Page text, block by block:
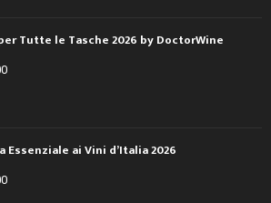
Tutte le Tasche 2026 by DoctorWine
Essenziale ai Vini d’Italia 2026